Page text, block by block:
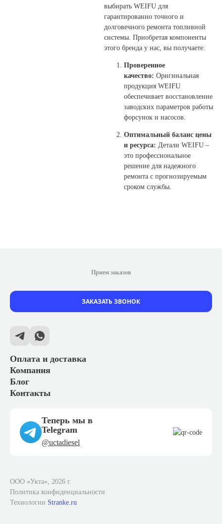
выбирать WEIFU для
гарантированно точного и
долговечного ремонта топливной
системы. Приобретая компоненты
этого бренда у нас, вы получаете:
Проверенное
качество: Оригинальная
продукция WEIFU
обеспечивает восстановление
заводских параметров работы
форсунок и насосов.
Оптимальный баланс цены
и ресурса: Детали WEIFU –
это профессиональное
решение для надежного
ремонта с прогнозируемым
сроком службы.
Оплата и доставка
Компания
Блог
Контакты
Прием заказов
ЗАКАЗАТЬ ЗВОНОК
Теперь мы в
Telegram
@uctadiesel
ООО «Укта», 2026 г.
Политика конфиденциальности
Технологии Stranke.ru